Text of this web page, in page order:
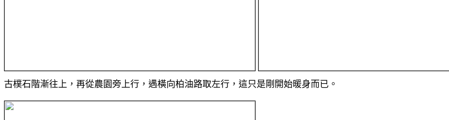
古樸石階漸往上，再從農園旁上行，遇橫向柏油路取左行，這只是剛開始暖身而已。